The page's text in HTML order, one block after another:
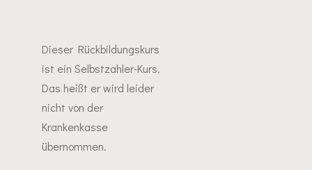
Dieser Rückbildungskurs
ist ein Selbstzahler-Kurs.
Das heißt er wird leider
nicht von der
Krankenkasse
übernommen.